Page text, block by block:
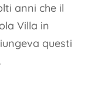
anni che il
Villa in
questi